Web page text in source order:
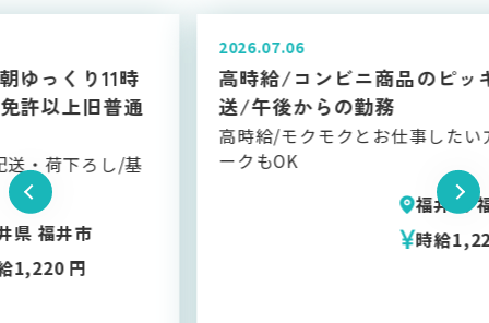
高時給/コンビニ商品のピッキングと配
送/午後からの勤務
高時給/モクモクとお仕事したい方必見/Wワ
ークもOK